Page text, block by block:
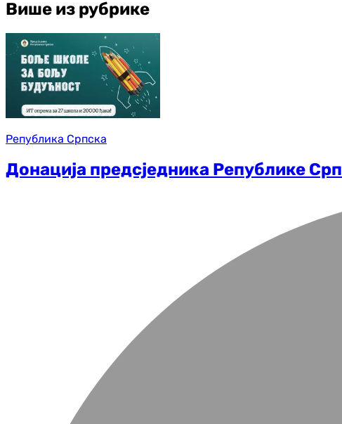
Више из рубрике
Република Српска
Донација предсједника Републике